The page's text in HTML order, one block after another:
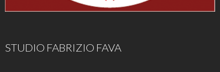
STUDIO FABRIZIO FAVA